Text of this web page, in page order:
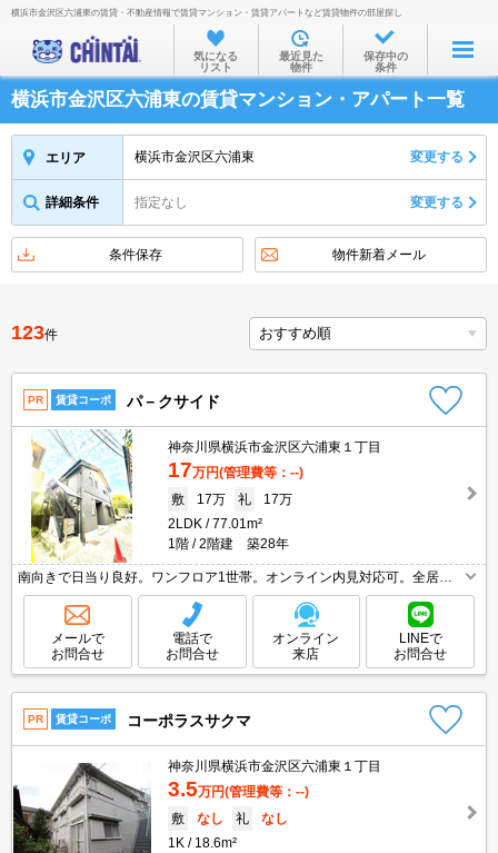
お部屋を探す
沿線・駅から
住所から
家賃相場から
物件特集から
不動産会社から
TOP
横浜市金沢区六浦東の賃貸・不動産情報で賃貸マンション・賃貸アパートなど賃貸物件の部屋探し
気になる
リスト
最近見た
物件
保存中の
条件
横浜市金沢区六浦東の賃貸マンション・アパート一覧
エリア 横浜市金沢区六浦東 変更する
詳細条件 指定なし 変更する
条件保存 物件新着メール
123件
PR 賃貸コーポ パ－クサイド
神奈川県横浜市金沢区六浦東１丁目
17万円(管理費等：--)
敷
17万 礼
17万
2LDK
77.01m²
1階
2階建 築28年
南向きで日当り良好。ワンフロア1世帯。オンライン内見対応可。全居室
に収納スペースあり。仲介手数料家賃の55%。店長イチオシ。駅近。駅ま
で平坦。画像の家具小物家電はCGであり付いていません。
メールで
お問合せ
電話で
お問合せ
オンライン
来店
LINEで
お問合せ
PR 賃貸コーポ コーポラスサクマ
神奈川県横浜市金沢区六浦東１丁目
3.5万円(管理費等：--)
敷
なし 礼
なし
1K
18.6m²